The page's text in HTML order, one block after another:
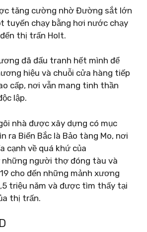
tăng cường nhờ Đường sắt lớn
tuyến chạy bằng hơi nước chạy
thị trấn Holt.
đã đấu tranh hết mình để
hiệu và chuỗi cửa hàng tiếp
cấp, nơi vẫn mang tinh thần
lập.
nhà được xây dựng có mục
ra Biển Bắc là Bảo tàng Mo, nơi
cạnh về quá khứ của
người thợ đóng tàu và
cho đến những mảnh xương
triệu năm và được tìm thấy tại
thị trấn.